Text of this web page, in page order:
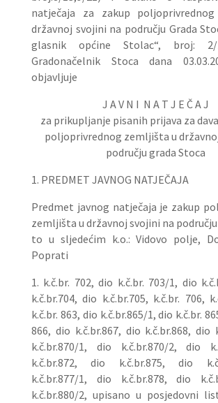
natječaja za zakup
državnoj svojini na području Grada
glasnik općine Stolac“, broj:
Gradonačelnik Stoca dana
objavljuje
J A V N I N A T J E Č A J
za prikupljanje pisanih prijava za
poljoprivrednog zemljišta u
području grada Stoca
1. PREDMET JAVNOG NATJEČAJA
Predmet javnog natječaja je zakup
zemljišta u državnoj svojini na
to u sljedećim k.o.: Vidovo polje,
Poprati
1. k.č.br. 702, dio k.č.br. 703/1, dio
k.č.br.704, dio k.č.br.705, k.č.br. 706,
k.č.br. 863, dio k.č.br.865/1, dio k.č.br.
866, dio k.č.br.867, dio k.č.br.868, dio
k.č.br.870/1, dio k.č.br.870/2, dio
k.č.br.872, dio k.č.br.875, dio
k.č.br.877/1, dio k.č.br.878, dio
k.č.br.880/2, upisano u posjedovni